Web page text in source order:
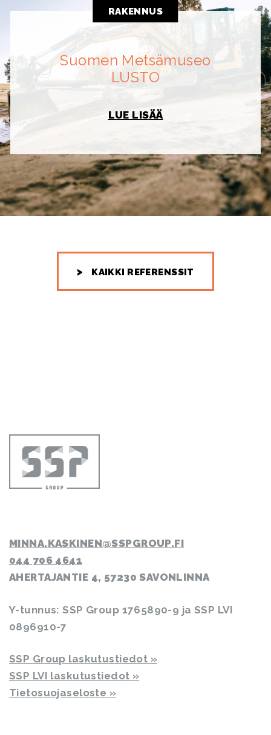
RAKENNUS
Suomen Metsämuseo
LUSTO
LUE LISÄÄ
KAIKKI REFERENSSIT
MINNA.KASKINEN
SSPGROUP.FI
044 706 4641
AHERTAJANTIE 4, 57230 SAVONLINNA
Y-tunnus: SSP Group 1765890-9 ja SSP LVI
0896910-7
SSP Group laskutustiedot
SSP LVI laskutustiedot
Tietosuojaseloste